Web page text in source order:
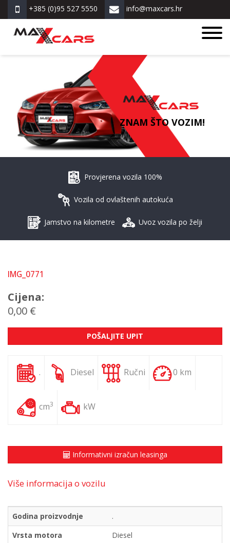
+385 (0)95 527 5550 info@maxcars.hr
ZNAM ŠTO VOZIM!
Provjerena vozila 100%
Vozila od ovlaštenih autokuća
Jamstvo na kilometre Uvoz vozila po želji
IMG_0771
Cijena:
0,00 €
POŠALJITE UPIT
. Diesel Ručni 0 km
cm3 kW
Informativni izračun leasinga
Više informacija o vozilu
Godina proizvodnje
.
Vrsta motora
Diesel